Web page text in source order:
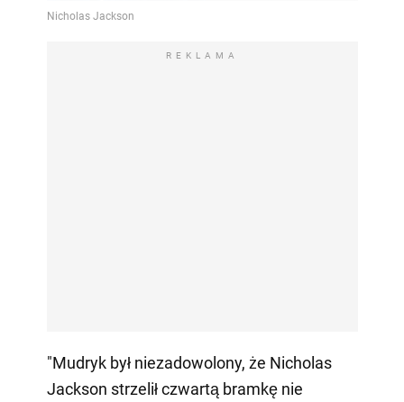
REKLAMA
"Mudryk był niezadowolony, że Nicholas
Jackson strzelił czwartą bramkę nie